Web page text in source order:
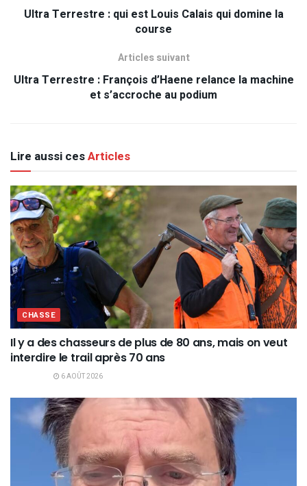
Ultra Terrestre : qui est Louis Calais qui domine la
course
Articles suivant
Ultra Terrestre : François d’Haene relance la machine
et s’accroche au podium
Lire aussi cesArticles
CHASSE
Il y a des chasseurs de plus de 80 ans, mais on veut
interdire le trail après 70 ans
6 AOÛT 2026